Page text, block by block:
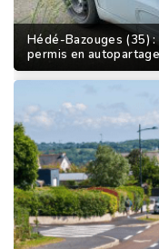
Hédé-Bazouges (35)
permis en